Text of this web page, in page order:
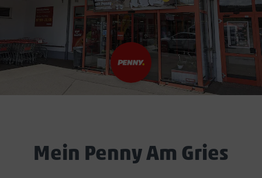
Mein Penny Am Gries